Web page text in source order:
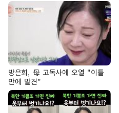
방은희, 母 고독사에 오열 "이틀
만에 발견"